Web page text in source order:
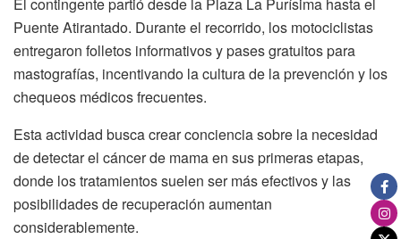
El contingente partió desde la Plaza La Purísima hasta el
Puente Atirantado. Durante el recorrido, los motociclistas
entregaron folletos informativos y pases gratuitos para
mastografías, incentivando la cultura de la prevención y los
chequeos médicos frecuentes.
Esta actividad busca crear conciencia sobre la necesidad
de detectar el cáncer de mama en sus primeras etapas,
donde los tratamientos suelen ser más efectivos y las
posibilidades de recuperación aumentan
considerablemente.